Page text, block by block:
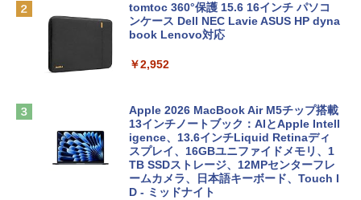
tomtoc 360°保護 15.6 16インチ パソコ
ンケース Dell NEC Lavie ASUS HP dyna
book Lenovo対応
￥2,952
Apple 2026 MacBook Air M5チップ搭載
13インチノートブック：AIとApple Intell
igence、13.6インチLiquid Retinaディ
スプレイ、16GBユニファイドメモリ、1
TB SSDストレージ、12MPセンターフレ
ームカメラ、日本語キーボード、Touch I
D - ミッドナイト